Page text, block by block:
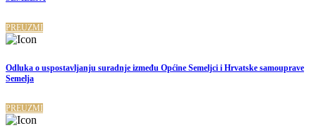
PREUZMI
Odluka o uspostavljanju suradnje između Općine Semeljci i Hrvatske samouprave
Semelja
PREUZMI